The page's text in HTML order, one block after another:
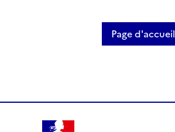
Page d'accueil